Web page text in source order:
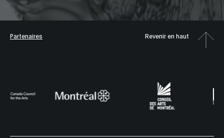
Partenaires Revenir en haut